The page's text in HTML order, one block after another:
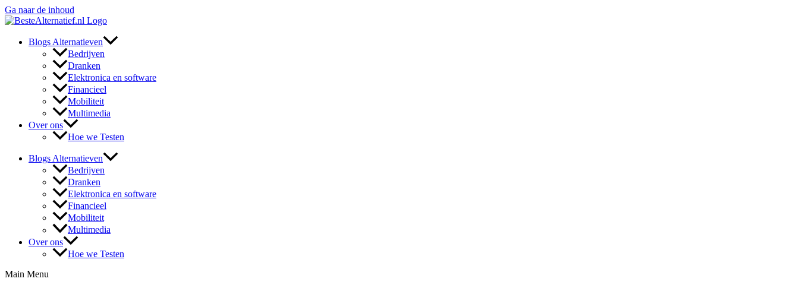
Ga naar de inhoud
Blogs Alternatieven
Bedrijven
Dranken
Elektronica en software
Financieel
Mobiliteit
Multimedia
Over ons
Hoe we Testen
Blogs Alternatieven
Bedrijven
Dranken
Elektronica en software
Financieel
Mobiliteit
Multimedia
Over ons
Hoe we Testen
Main Menu